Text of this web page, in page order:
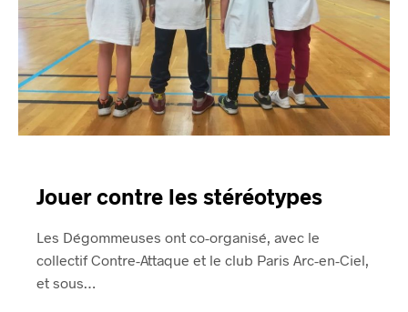
Jouer contre les stéréotypes
Les Dégommeuses ont co-organisé, avec le
collectif Contre-Attaque et le club Paris Arc-en-Ciel,
et sous…